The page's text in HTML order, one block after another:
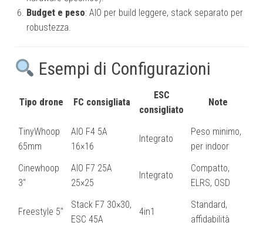
Budget e peso: AIO per build leggere, stack separato per
robustezza.
Esempi di Configurazioni
Tipo drone FC consigliata
ESC
consigliato
Note
TinyWhoop
65mm
AIO F4 5A
16×16
Integrato
Peso minimo,
per indoor
Cinewhoop
3″
AIO F7 25A
25×25
Integrato
Compatto,
ELRS, OSD
Freestyle 5″
Stack F7 30×30,
ESC 45A
4in1
Standard,
affidabilità